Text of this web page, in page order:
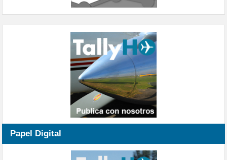
Papel Digital